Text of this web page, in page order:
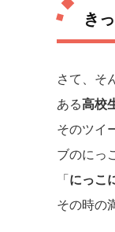
き
さて、そ
ある高校
そのツイ
ブのにっ
「 にっこ
その時の